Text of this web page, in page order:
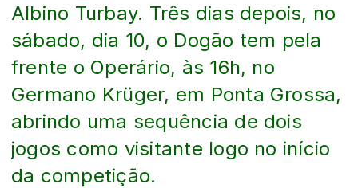
Albino Turbay. Três dias depois, no
sábado, dia 10, o Dogão tem pela
frente o Operário, às 16h, no
Germano Krüger, em Ponta Grossa,
abrindo uma sequência de dois
jogos como visitante logo no início
da competição.